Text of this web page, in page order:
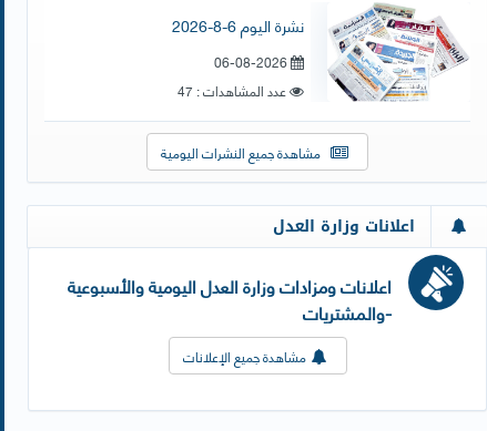
نشرة اليوم 6-8-2026
06-08-2026
عدد المشاهدات : 47
مشاهدة جميع النشرات اليومية
اعلانات وزارة العدل​​​
اعلانات ومزادات وزارة العدل اليومية والأسبوعية ​
-والمشتريات​
مشاهدة جميع الإعلانات